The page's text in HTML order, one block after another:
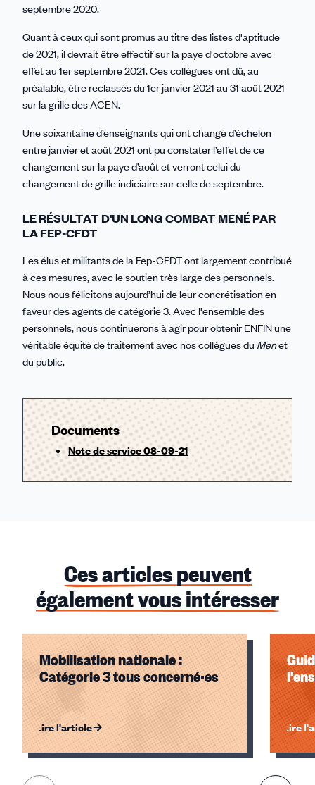
septembre 2020.
Quant à ceux qui sont promus au titre des listes d'aptitude
de 2021, il devrait être effectif sur la paye d'octobre avec
effet au 1er septembre 2021. Ces collègues ont dû, au
préalable, être reclassés du 1er janvier 2021 au 31 août 2021
sur la grille des ACEN.
Une soixantaine d’enseignants qui ont changé d’échelon
entre janvier et août 2021 ont pu constater l’effet de ce
changement sur la paye d’août et verront celui du
changement de grille indiciaire sur celle de septembre.
LE RÉSULTAT D'UN LONG COMBAT MENÉ PAR
LA FEP-CFDT
Les élus et militants de la Fep-CFDT ont largement contribué
à ces mesures, avec le soutien très large des personnels.
Nous nous félicitons aujourd’hui de leur concrétisation en
faveur des agents de catégorie 3. Avec l'ensemble des
personnels, nous continuerons à agir pour obtenir ENFIN une
véritable équité de traitement avec nos collègues du Menet
du public.
Documents
Note de service 08-09-21
Ces articles peuvent
également vous intéresser
Mobilisation nationale :
Catégorie 3 tous concerné·es
Lire l'article Lire